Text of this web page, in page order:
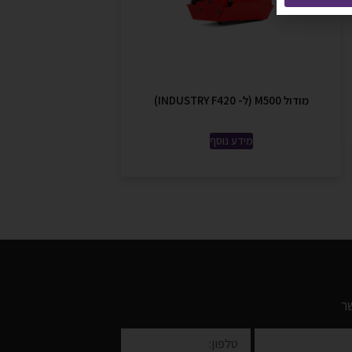
מודול M500 (ל- INDUSTRY F420)
מידע נוסף